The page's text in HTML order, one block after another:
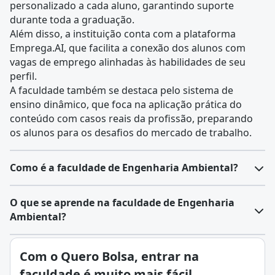
personalizado a cada aluno, garantindo suporte
durante toda a graduação.
Além disso, a instituição conta com a plataforma
Emprega.AI, que facilita a conexão dos alunos com
vagas de emprego alinhadas às habilidades de seu
perfil.
A faculdade também se destaca pelo sistema de
ensino dinâmico, que foca na aplicação prática do
conteúdo com casos reais da profissão, preparando
os alunos para os desafios do mercado de trabalho.
Como é a faculdade de Engenharia Ambiental?
O curso de Engenharia Ambientalé uma graduação de
nível superior com duração média de cinco anos (dez
propor soluções técnicas e sustentáveis para
problemas ambientais.
Estrutura do curso
O que se aprende na faculdade de Engenharia
Ambiental?
A Engenharia Ambiental é a área da
voltada para o estudo, planejamento e aplicação de
Com o Quero Bolsa, entrar na